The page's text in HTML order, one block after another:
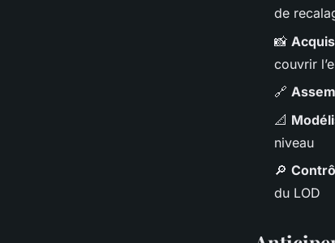
de
📸
couvrir
🔗
📐
niveau
🔎
du LOD